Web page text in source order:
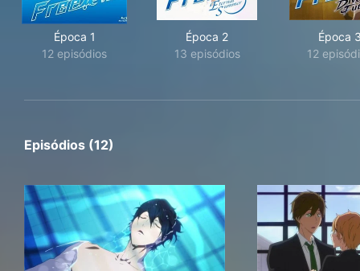
Época 1
12 episódios
Época 2
13 episódios
Época
12
Episódios (12)